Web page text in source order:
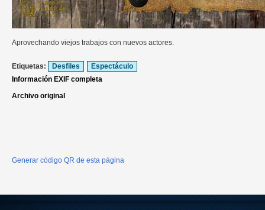
Aprovechando viejos trabajos con nuevos actores.
Etiquetas: Desfiles
Espectáculo
Información EXIF completa
Archivo original
Generar código QR de esta página